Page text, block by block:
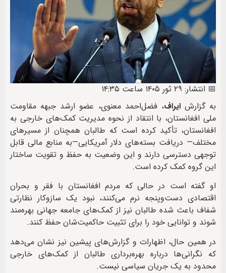
📅 انتشار: ۲۹ ثور ۱۴۰۵ ساعت ۱۴:۳۵
به گزارشایراف، فضل‌احمد معنوی، عضو ارشد جبهه مقاومت
ملی افغانستان، با انتقاد از نحوه مدیریت کمک‌های خارجی به
افغانستان، تأکید کرده است که طالبان همچنان از مسیرهای
مختلف— دریافت بسته‌های دلار آمریکایی—به منابع مالی قابل
توجهی دسترسی دارند و این وضعیت به حفظ و تقویت ساختار
این گروه کمک کرده است.
او گفته است در حالی که مردم افغانستان با فقر و بحران
اقتصادی دست‌وپنجه نرم می‌کنند، نبود یک سازوکار نظارتی
شفاف باعث شده طالبان نیز از کمک‌های جامعه جهانی بهره‌مند
شوند و توانایی خود را برای تثبیت حاکمیت‌شان حفظ کنند.
در همین حال، اظهارات و گزارش‌های پیشین نیز نشان می‌دهد
که نگرانی‌ها درباره بهره‌برداری طالبان از کمک‌های خارجی
محدود به یک جریان سیاسی نیست.